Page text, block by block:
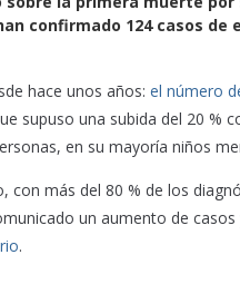
confirmado 124 casos de
hace unos años: el número
supuso una subida del 20 %
en su mayoría niños
más del 80 % de los
un aumento de
.